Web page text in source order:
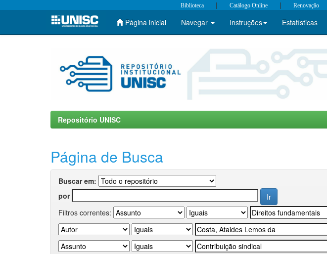
Skip
Biblioteca | Catálogo Online | Renovação
Página inicial Navegar Instruções Estatísticas
Repositório UNISC
Página de Busca
Buscar em:
por
Filtros correntes: